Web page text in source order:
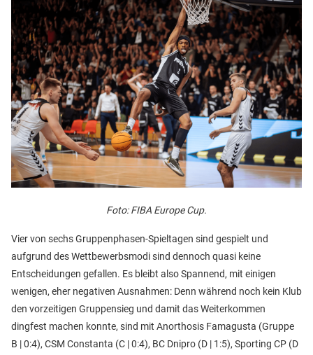
Foto: FIBA Europe Cup.
Vier von sechs Gruppenphasen-Spieltagen sind gespielt und
aufgrund des Wettbewerbsmodi sind dennoch quasi keine
Entscheidungen gefallen. Es bleibt also Spannend, mit einigen
wenigen, eher negativen Ausnahmen: Denn während noch kein Klub
den vorzeitigen Gruppensieg und damit das Weiterkommen
dingfest machen konnte, sind mit Anorthosis Famagusta (Gruppe
B | 0:4), CSM Constanta (C | 0:4), BC Dnipro (D | 1:5), Sporting CP (D